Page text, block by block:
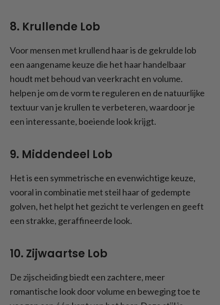
8. Krullende Lob
Voor mensen met krullend haar is de gekrulde lob
een aangename keuze die het haar handelbaar
houdt met behoud van veerkracht en volume.
helpen je om de vorm te reguleren en de natuurlijke
textuur van je krullen te verbeteren, waardoor je
een interessante, boeiende look krijgt.
9. Middendeel Lob
Het is een symmetrische en evenwichtige keuze,
vooral in combinatie met steil haar of gedempte
golven, het helpt het gezicht te verlengen en geeft
een strakke, geraffineerde look.
10. Zijwaartse Lob
De zijscheiding biedt een zachtere, meer
romantische look door volume en beweging toe te